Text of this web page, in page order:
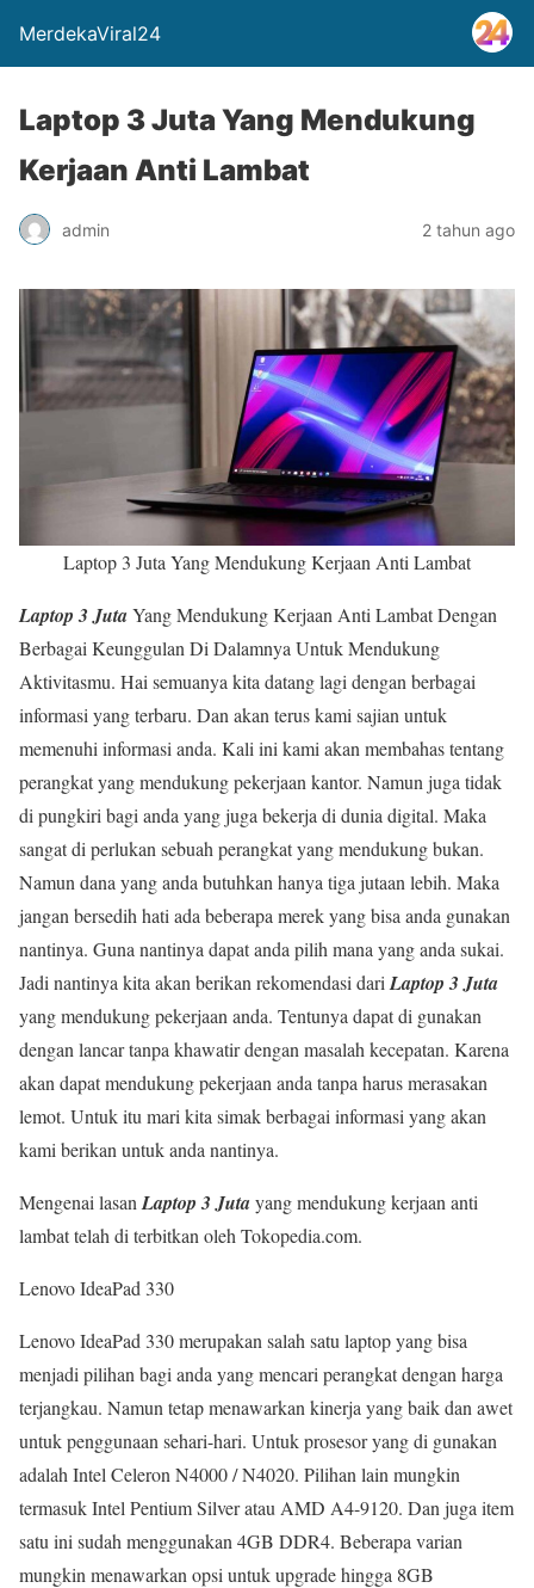
MerdekaViral24
Laptop 3 Juta Yang Mendukung
Kerjaan Anti Lambat
admin 2 tahun ago
Laptop 3 Juta Yang Mendukung Kerjaan Anti Lambat
Laptop 3 JutaYang Mendukung Kerjaan Anti Lambat Dengan
Berbagai Keunggulan Di Dalamnya Untuk Mendukung
Aktivitasmu. Hai semuanya kita datang lagi dengan berbagai
informasi yang terbaru. Dan akan terus kami sajian untuk
memenuhi informasi anda. Kali ini kami akan membahas tentang
perangkat yang mendukung pekerjaan kantor. Namun juga tidak
di pungkiri bagi anda yang juga bekerja di dunia digital. Maka
sangat di perlukan sebuah perangkat yang mendukung bukan.
Namun dana yang anda butuhkan hanya tiga jutaan lebih. Maka
jangan bersedih hati ada beberapa merek yang bisa anda gunakan
nantinya. Guna nantinya dapat anda pilih mana yang anda sukai.
Jadi nantinya kita akan berikan rekomendasi dari Laptop 3 Juta
yang mendukung pekerjaan anda. Tentunya dapat di gunakan
dengan lancar tanpa khawatir dengan masalah kecepatan. Karena
akan dapat mendukung pekerjaan anda tanpa harus merasakan
lemot. Untuk itu mari kita simak berbagai informasi yang akan
kami berikan untuk anda nantinya.
Mengenai lasan Laptop 3 Jutayang mendukung kerjaan anti
lambat telah di terbitkan oleh Tokopedia.com.
Lenovo IdeaPad 330
Lenovo IdeaPad 330 merupakan salah satu laptop yang bisa
menjadi pilihan bagi anda yang mencari perangkat dengan harga
terjangkau. Namun tetap menawarkan kinerja yang baik dan awet
untuk penggunaan sehari-hari. Untuk prosesor yang di gunakan
adalah Intel Celeron N4000 / N4020. Pilihan lain mungkin
termasuk Intel Pentium Silver atau AMD A4-9120. Dan juga item
satu ini sudah menggunakan 4GB DDR4. Beberapa varian
mungkin menawarkan opsi untuk upgrade hingga 8GB